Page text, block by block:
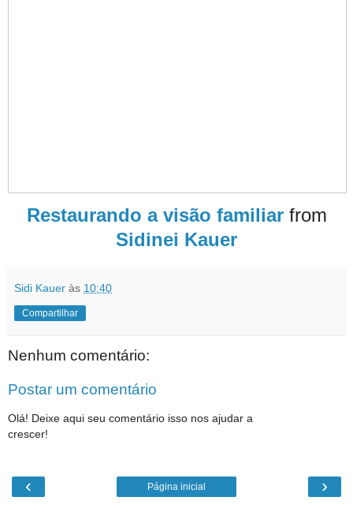
Restaurando a visão familiar from
Sidinei Kauer
Sidi Kauer às 10:40
Compartilhar
Nenhum comentário:
Postar um comentário
Olá! Deixe aqui seu comentário isso nos ajudar a
crescer!
‹ ›
Página inicial